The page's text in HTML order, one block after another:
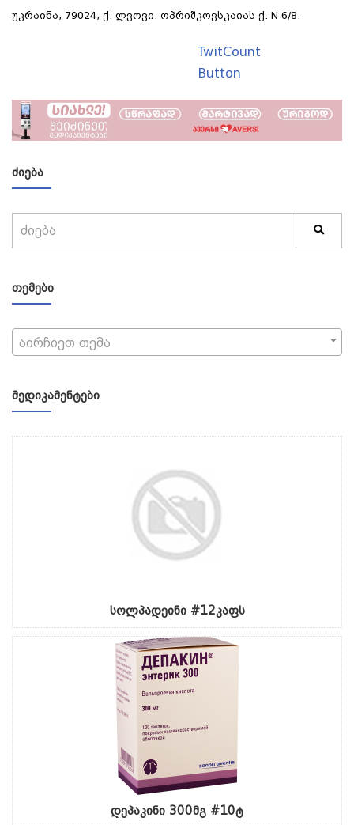
უკრაინა, 79024, ქ. ლვოვი. ოპრიშკოვსკაიას ქ. N 6/8.
TwitCount
Button
ᲫᲘᲔᲑᲐ
ᲗᲔᲛᲔᲑᲘ
აირჩიეთ თემა
ᲛᲔᲓᲘᲙᲐᲛᲔᲜᲢᲔᲑᲘ
სოლპადეინი #12კაფს
დეპაკინი 300მგ #10ტ